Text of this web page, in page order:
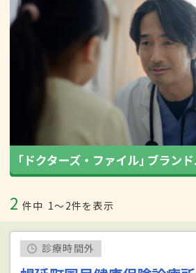
2 件中 1〜2件を表示
診療時間外